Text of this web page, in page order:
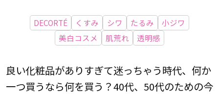
DECORTÉ くすみ シワ たるみ
小ジワ
美白コスメ
肌荒れ 透明感
良い化粧品がありすぎて迷っちゃう時代、何か
一つ買うなら何を買う？40代、50代のための今